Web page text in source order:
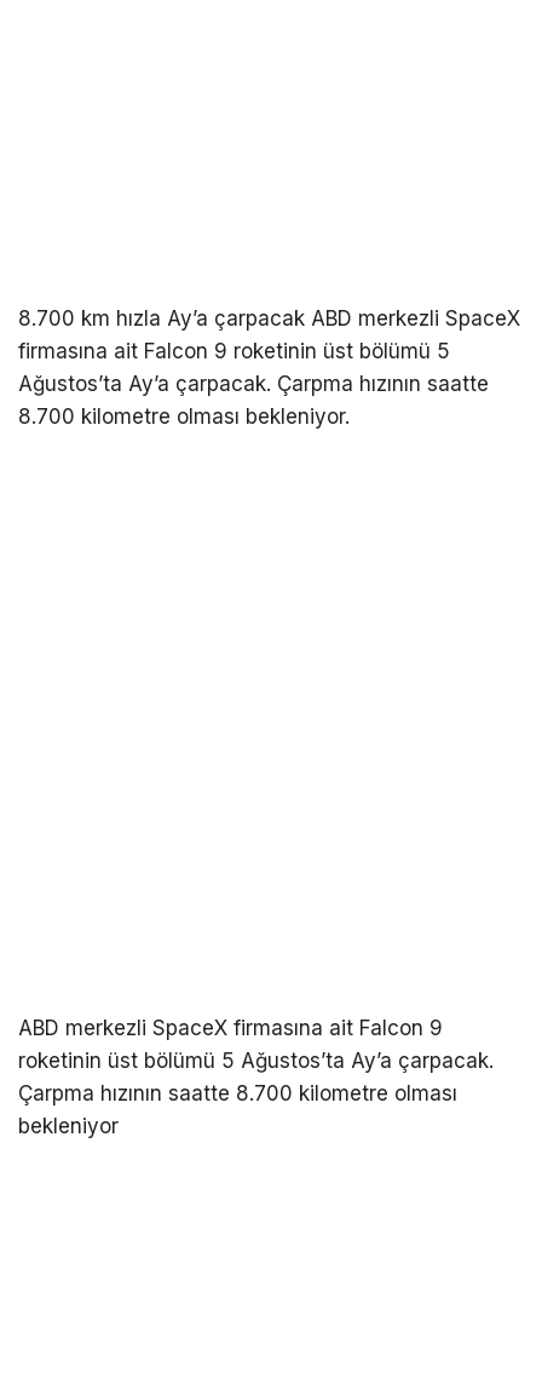
8.700 km hızla Ay’a çarpacak ABD merkezli SpaceX
firmasına ait Falcon 9 roketinin üst bölümü 5
Ağustos’ta Ay’a çarpacak. Çarpma hızının saatte
8.700 kilometre olması bekleniyor.
ABD merkezli SpaceX firmasına ait Falcon 9
roketinin üst bölümü 5 Ağustos’ta Ay’a çarpacak.
Çarpma hızının saatte 8.700 kilometre olması
bekleniyor